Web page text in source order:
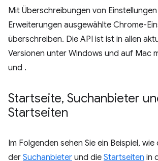
Mit Überschreibungen von
Erweiterungen ausgewählte Chrome-
überschreiben. Die API ist ist in allen
Versionen unter Windows und auf Mac
und .
Startseite, Suchanbieter
Startseiten
Im Folgenden sehen Sie ein Beispiel, wie
der Suchanbieter und die Startseiten in